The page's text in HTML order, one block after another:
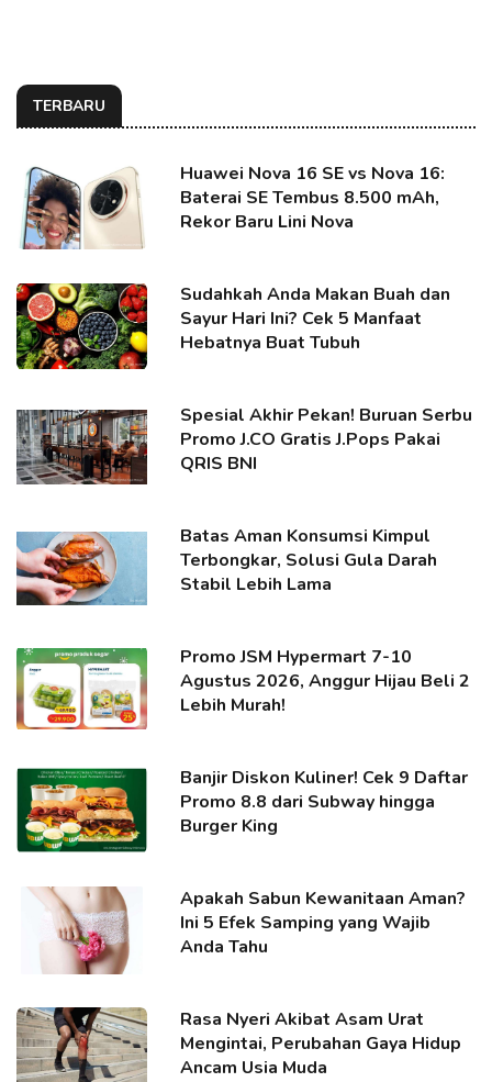
TERBARU
Huawei Nova 16 SE vs Nova 16:
Baterai SE Tembus 8.500 mAh,
Rekor Baru Lini Nova
Sudahkah Anda Makan Buah dan
Sayur Hari Ini? Cek 5 Manfaat
Hebatnya Buat Tubuh
Spesial Akhir Pekan! Buruan Serbu
Promo J.CO Gratis J.Pops Pakai
QRIS BNI
Batas Aman Konsumsi Kimpul
Terbongkar, Solusi Gula Darah
Stabil Lebih Lama
Promo JSM Hypermart 7-10
Agustus 2026, Anggur Hijau Beli 2
Lebih Murah!
Banjir Diskon Kuliner! Cek 9 Daftar
Promo 8.8 dari Subway hingga
Burger King
Apakah Sabun Kewanitaan Aman?
Ini 5 Efek Samping yang Wajib
Anda Tahu
Rasa Nyeri Akibat Asam Urat
Mengintai, Perubahan Gaya Hidup
Ancam Usia Muda